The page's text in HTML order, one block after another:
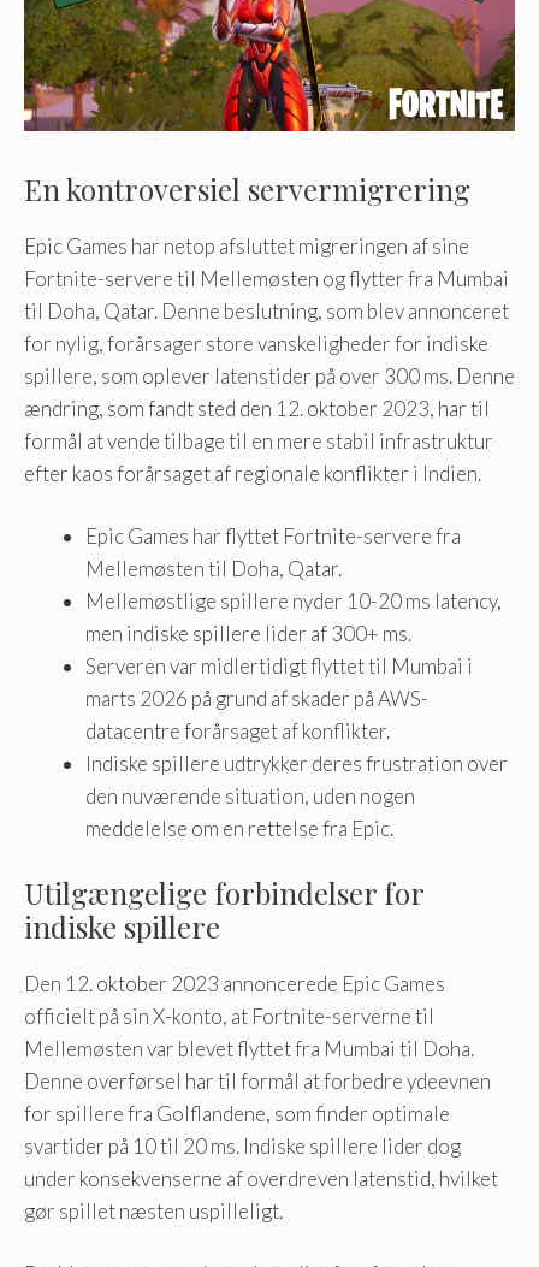
En kontroversiel servermigrering
Epic Games har netop afsluttet migreringen af ​​sine
Fortnite-servere til Mellemøsten og flytter fra Mumbai
til Doha, Qatar. Denne beslutning, som blev annonceret
for nylig, forårsager store vanskeligheder for indiske
spillere, som oplever latenstider på over 300 ms. Denne
ændring, som fandt sted den 12. oktober 2023, har til
formål at vende tilbage til en mere stabil infrastruktur
efter kaos forårsaget af regionale konflikter i Indien.
Epic Games har flyttet Fortnite-servere fra
Mellemøsten til Doha, Qatar.
Mellemøstlige spillere nyder 10-20 ms latency,
men indiske spillere lider af 300+ ms.
Serveren var midlertidigt flyttet til Mumbai i
marts 2026 på grund af skader på AWS-
datacentre forårsaget af konflikter.
Indiske spillere udtrykker deres frustration over
den nuværende situation, uden nogen
meddelelse om en rettelse fra Epic.
Utilgængelige forbindelser for
indiske spillere
Den 12. oktober 2023 annoncerede Epic Games
officielt på sin X-konto, at Fortnite-serverne til
Mellemøsten var blevet flyttet fra Mumbai til Doha.
Denne overførsel har til formål at forbedre ydeevnen
for spillere fra Golflandene, som finder optimale
svartider på 10 til 20 ms. Indiske spillere lider dog
under konsekvenserne af overdreven latenstid, hvilket
gør spillet næsten uspilleligt.